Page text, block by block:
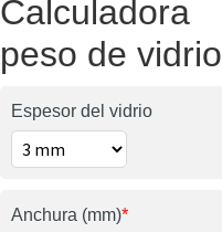
Calculadora
peso de vidrio
Espesor del vidrio
Anchura (mm)*